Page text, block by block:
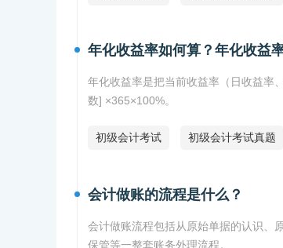
年化收益率如何算？年化收益
年化收益率是把当前收益率（日收益率
数] ×365×100%。
初级会计考试 初级会计考试真题
会计做账的流程是什么？
会计做账流程包括从原始单据的认识、
保管等一整套账务外理流程。